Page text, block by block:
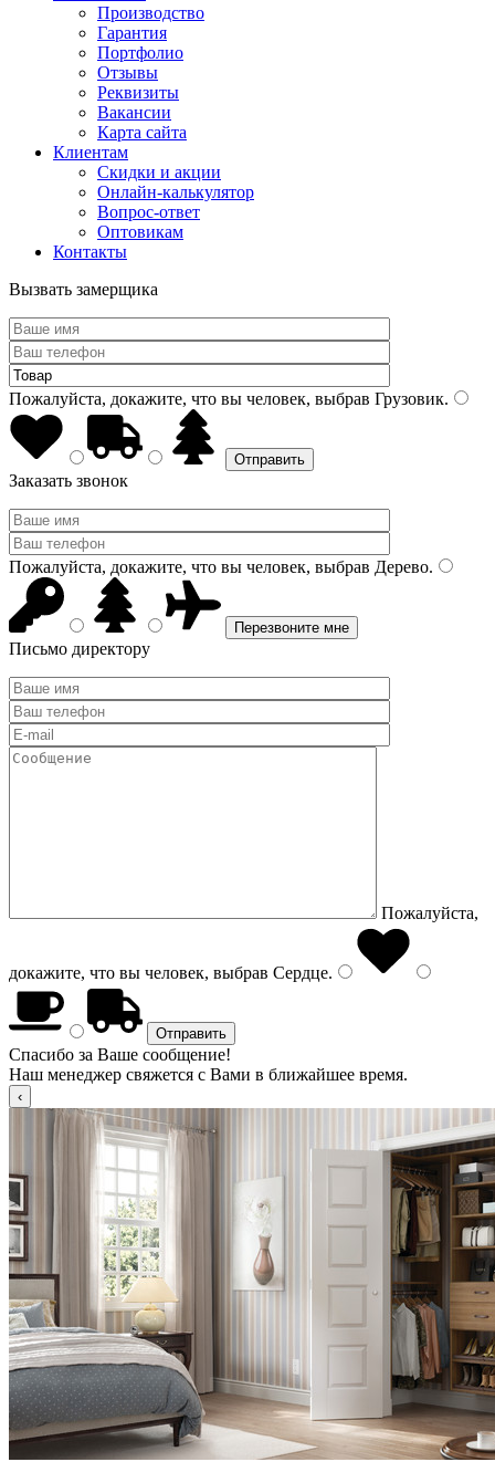
Производство
Гарантия
Портфолио
Отзывы
Реквизиты
Вакансии
Карта сайта
Клиентам
Скидки и акции
Онлайн-калькулятор
Вопрос-ответ
Оптовикам
Контакты
Вызвать замерщика
Пожалуйста, докажите, что вы человек, выбрав Грузовик.
Заказать звонок
Пожалуйста, докажите, что вы человек, выбрав Дерево.
Письмо директору
Пожалуйста,
докажите, что вы человек, выбрав Сердце.
Спасибо за Ваше сообщение!
Наш менеджер свяжется с Вами в ближайшее время.